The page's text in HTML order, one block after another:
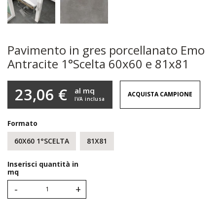
Pavimento in gres porcellanato Emo
Antracite 1°Scelta 60x60 e 81x81
23,06 € IVA inclusa
al mq ACQUISTA CAMPIONE
Formato
60X60 1°SCELTA
81X81
Inserisci quantità in
mq
- +